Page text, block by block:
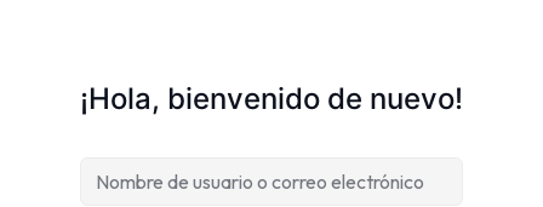
¡Hola, bienvenido de nuevo!